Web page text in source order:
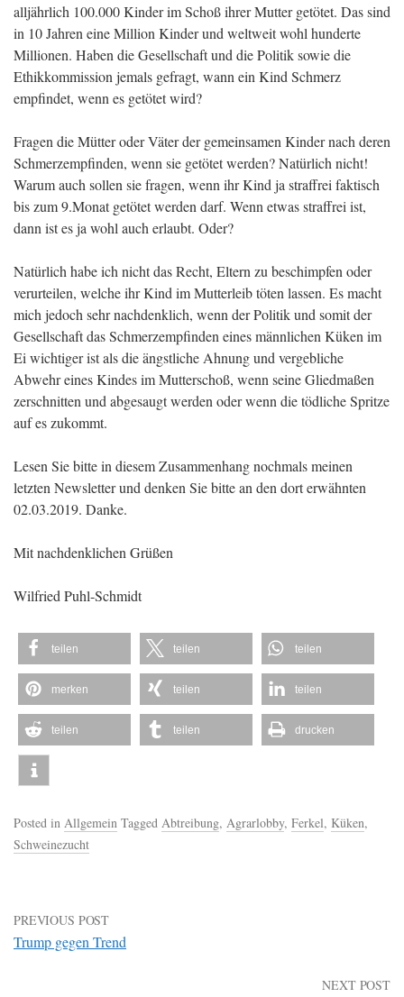
alljährlich 100.000 Kinder im Schoß ihrer Mutter getötet. Das sind
in 10 Jahren eine Million Kinder und weltweit wohl hunderte
Millionen. Haben die Gesellschaft und die Politik sowie die
Ethikkommission jemals gefragt, wann ein Kind Schmerz
empfindet, wenn es getötet wird?
Fragen die Mütter oder Väter der gemeinsamen Kinder nach deren
Schmerzempfinden, wenn sie getötet werden? Natürlich nicht!
Warum auch sollen sie fragen, wenn ihr Kind ja straffrei faktisch
bis zum 9.Monat getötet werden darf. Wenn etwas straffrei ist,
dann ist es ja wohl auch erlaubt. Oder?
Natürlich habe ich nicht das Recht, Eltern zu beschimpfen oder
verurteilen, welche ihr Kind im Mutterleib töten lassen. Es macht
mich jedoch sehr nachdenklich, wenn der Politik und somit der
Gesellschaft das Schmerzempfinden eines männlichen Küken im
Ei wichtiger ist als die ängstliche Ahnung und vergebliche
Abwehr eines Kindes im Mutterschoß, wenn seine Gliedmaßen
zerschnitten und abgesaugt werden oder wenn die tödliche Spritze
auf es zukommt.
Lesen Sie bitte in diesem Zusammenhang nochmals meinen
letzten Newsletter und denken Sie bitte an den dort erwähnten
02.03.2019. Danke.
Mit nachdenklichen Grüßen
Wilfried Puhl-Schmidt
teilen teilen teilen
merken teilen teilen
teilen teilen drucken
Posted in Allgemein Tagged Abtreibung, Agrarlobby, Ferkel, Küken,
Schweinezucht
PREVIOUS POST
Trump gegen Trend
NEXT POST